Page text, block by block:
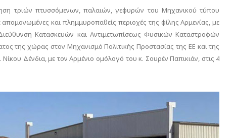
τριών πτυσσόμενων, παλαιών, γεφυρών του Μηχανικού τύπου
και πλημμυροπαθείς περιοχές της φίλης Αρμενίας, με
Κατασκευών και Αντιμετωπίσεως Φυσικών Καταστροφών
της χώρας στον Μηχανισμό Πολιτικής Προστασίας της ΕΕ και της
Δένδια, με τον Αρμένιο ομόλογό του κ. Σουρέν Παπικιάν, στις 4